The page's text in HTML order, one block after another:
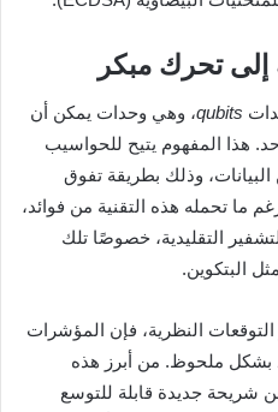
إلى تحرك مبكر
qubits، وهي وحدات يمكن أن
هذا المفهوم يتيح للحواسيب
وذلك بطريقة تفوق
ما تحمله هذه التقنية من فوائد،
التقليدية، خصوصًا تلك
البتكوين.
النظرية، فإن المؤشرات
بشكل ملحوظ. من أبرز هذه
شريحة جديدة قابلة للتوسع